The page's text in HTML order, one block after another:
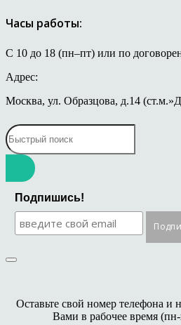
Часы работы:
С 10 до 18 (пн–пт) или по
Адрес:
Москва, ул. Образцова, д.14
Подпишись!
Оставьте свой номер телефона и
Вами в рабочее время